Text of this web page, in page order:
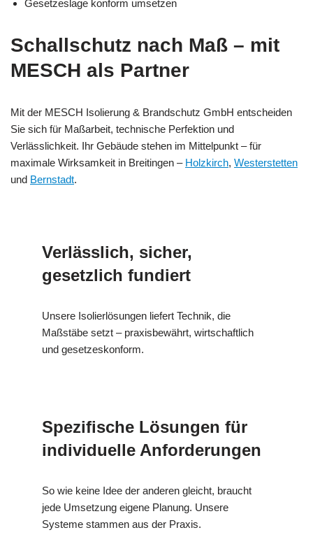
Gesetzeslage konform umsetzen
Schallschutz nach Maß – mit
MESCH als Partner
Mit der MESCH Isolierung & Brandschutz GmbH entscheiden
Sie sich für Maßarbeit, technische Perfektion und
Verlässlichkeit. Ihr Gebäude stehen im Mittelpunkt – für
maximale Wirksamkeit in Breitingen – Holzkirch, Westerstetten
und Bernstadt.
Verlässlich, sicher,
gesetzlich fundiert
Unsere Isolierlösungen liefert Technik, die
Maßstäbe setzt – praxisbewährt, wirtschaftlich
und gesetzeskonform.
Spezifische Lösungen für
individuelle Anforderungen
So wie keine Idee der anderen gleicht, braucht
jede Umsetzung eigene Planung. Unsere
Systeme stammen aus der Praxis.